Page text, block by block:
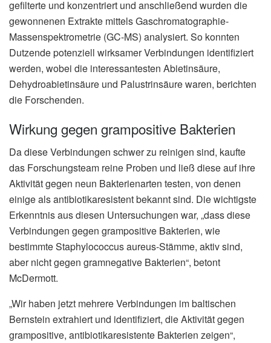
gefilterte und konzentriert und anschließend wurden die
gewonnenen Extrakte mittels Gaschromatographie-
Massenspektrometrie (GC-MS) analysiert. So konnten
Dutzende potenziell wirksamer Verbindungen identifiziert
werden, wobei die interessantesten Abietinsäure,
Dehydroabietinsäure und Palustrinsäure waren, berichten
die Forschenden.
Wirkung gegen grampositive Bakterien
Da diese Verbindungen schwer zu reinigen sind, kaufte
das Forschungsteam reine Proben und ließ diese auf ihre
Aktivität gegen neun Bakterienarten testen, von denen
einige als antibiotikaresistent bekannt sind. Die wichtigste
Erkenntnis aus diesen Untersuchungen war, „dass diese
Verbindungen gegen grampositive Bakterien, wie
bestimmte Staphylococcus aureus-Stämme, aktiv sind,
aber nicht gegen gramnegative Bakterien“, betont
McDermott.
„Wir haben jetzt mehrere Verbindungen im baltischen
Bernstein extrahiert und identifiziert, die Aktivität gegen
grampositive, antibiotikaresistente Bakterien zeigen“,